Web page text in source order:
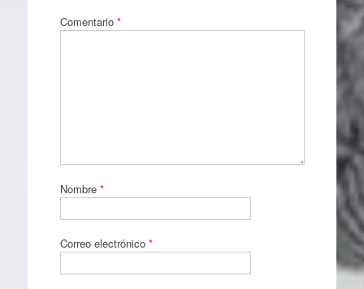
Comentario *
Nombre *
Correo electrónico *